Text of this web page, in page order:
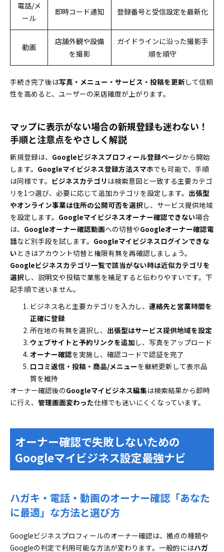
電話/メ
ール
即時コード通知 登録番号と受信設定を最新化
動画
店舗外観や設備
を撮影
ガイドラインに沿った撮影手
順を順守
手続き完了後は写真・メニュー・サービス・投稿を更新して信頼
性を高めると、ユーザーの来店確度が上がります。
マップに表示がない場合の新規登録も迷わない！
手順と注意点をやさしく解説
新規登録は、 Googleビジネスプロフィール登録ページから開始
します。 Googleマイビジネス登録方法スマホでも可能で、手順
は同様です。 ビジネスカテゴリ は検索意図と一致する主要カテゴ
リを1つ選び、必要に応じて追加カテゴリを設定します。 出張型
やオンライン事業は住所の公開可否を選択し、サービス提供地域
を設定します。 Googleマイビジネスオーナー確認できない場合
は、 Googleオーナー確認動画への切替やGoogleオーナー確認電
話など別手段を試します。 Googleマイビジネスログインできな
いときはアカウント切替と権限有無を再確認しましょう。
Googleビジネスカテゴリ一覧で該当がない時は近似カテゴリを
選択し、説明文や投稿で業態を補足すると伝わりやすいです。下
記手順で迷いません。
ビジネス名と主要カテゴリを入力し、 連絡先と営業時間を
正確に登録
所在地の有無を選択し、 出張型はサービス提供地域を設定
ウェブサイトと予約リンクを追加 し、写真をアップロード
オーナー確認を実施し、確認コードで認証を完了
口コミ返信・投稿・商品/メニューを継続更新して表示品
質を維持
オーナー確認後のGoogleマイビジネス編集は検索結果から即時
に行え、 管理画面変わった仕様でも迷いにくくなっています。
オーナー確認で失敗しないための
Googleマイビジネス設定最強ナビ
ハガキ・電話・動画のオーナー確認「あなた
に最適」な方法と選び方
Googleビジネスプロフィールのオーナー確認は、拠点の種類や
Googleの判定で利用可能な方法が変わります。一般的にはハガ